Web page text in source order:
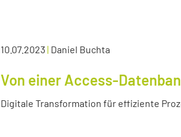
10.07.2023| Daniel Buchta
Von einer Access-
Digitale Transformation für effiziente